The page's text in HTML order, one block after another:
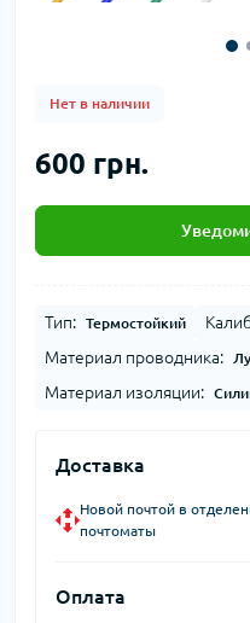
Нет в наличии
600 грн.
Тип: Термостойкий
Материал проводника:
Материал изоляции:
Доставка
Новой почтой в
почтоматы
Оплата